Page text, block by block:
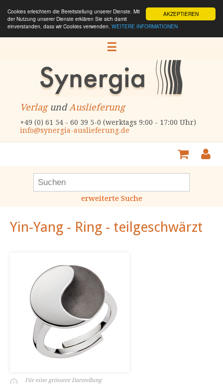
AKZEPTIEREN
Cookies erleichtern die Bereitstellung unserer Dienste. Mit
der Nutzung unserer Dienste erklären Sie sich damit
einverstanden, dass wir Cookies verwenden. WEITERE INFORMATIONEN
☰
VerlagundAuslieferung
+49 (0) 61 54 - 60 39 5-0 (werktags 9:00 - 17:00 Uhr)
info@synergia-auslieferung.de
erweiterte Suche
Yin-Yang - Ring - teilgeschwärzt
Für eine grössere Darstellung